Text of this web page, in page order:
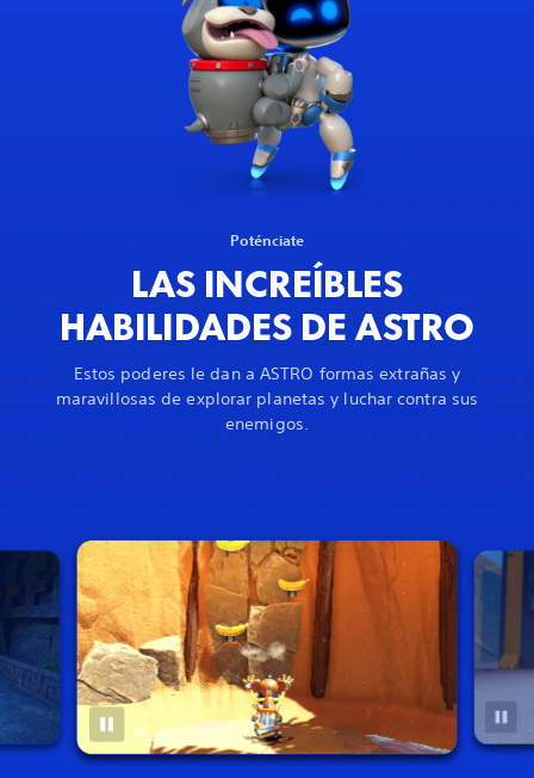
Poténciate
LAS INCREÍBLES
HABILIDADES DE ASTRO
Estos poderes le dan a ASTRO formas extrañas y
maravillosas de explorar planetas y luchar contra sus
enemigos.